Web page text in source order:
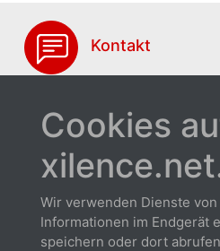
Kontakt
Kompatibel mit folgenden
Cookies
Wir verwenden Dienste
Informationen im Endgerät
speichern oder dort